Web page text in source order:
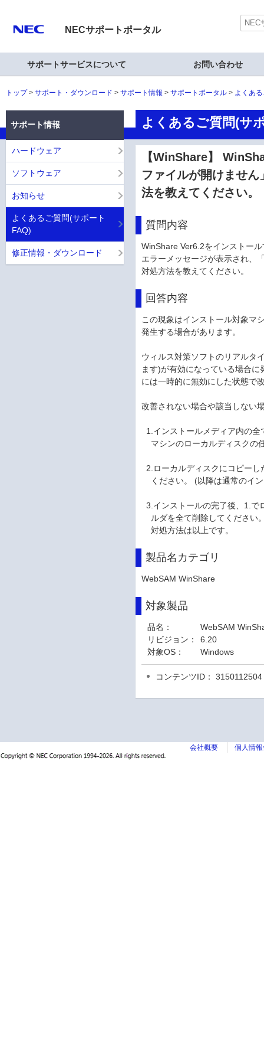
NECサポートポータル
サポートサービスについて お問い合わせ
トップ サポート・ダウンロード サポート情報 サポートポータル よくあ
よくあるご質問(サ
【WinShare】
ファイルが開けませ
法を教えてください。
質問内容
WinShare Ver6.2をインストー
エラーメッセージが表示され、
対処方法を教えてください。
回答内容
この現象はインストール対象マ
発生する場合があります。
ウィルス対策ソフトのリアルタ
ます)が有効になっている場合
には一時的に無効にした状態で
改善されない場合や該当しない
1.インストールメディア内の
マシンのローカルディスクの
2.ローカルディスクにコピー
ください。 (以降は通常のイ
3.インストールの完了後、1.で
ルダを全て削除してください
対処方法は以上です。
製品名カテゴリ
WebSAM WinShare
対象製品
品名：
WebSAM
リビジョン：
6.20
対象OS：
Windows
コンテンツID： 3150112504
サポート情報
ハードウェア
ソフトウェア
お知らせ
よくあるご質問(サポート
FAQ)
修正情報・ダウンロード
会社概要 個人情